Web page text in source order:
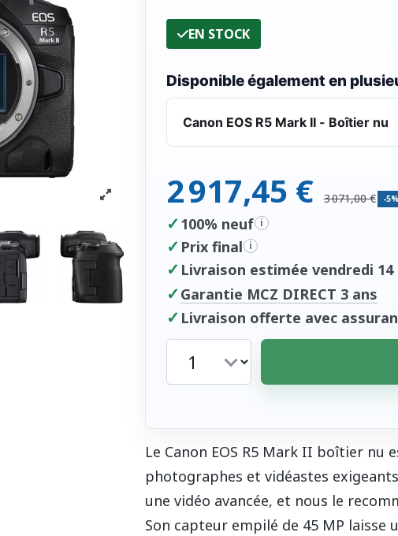
EN STOCK
Disponible également en
Canon EOS R5 Mark II - Boîtier nu
2 917,45 € 3 071,00 € -
✓ 100% neuf i
✓ Prix final i
✓ Livraison estimée vendredi
✓ Garantie MCZ DIRECT 3 ans
✓ Livraison offerte avec
Le Canon EOS R5 Mark II boîtier
photographes et vidéastes
une vidéo avancée, et nous le
Son capteur empilé de 45 MP laisse